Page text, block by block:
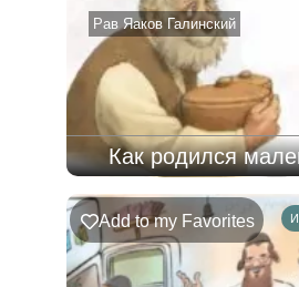
08.08.2026
Рав Яаков Галинский
Как родился
Add to my Favorites